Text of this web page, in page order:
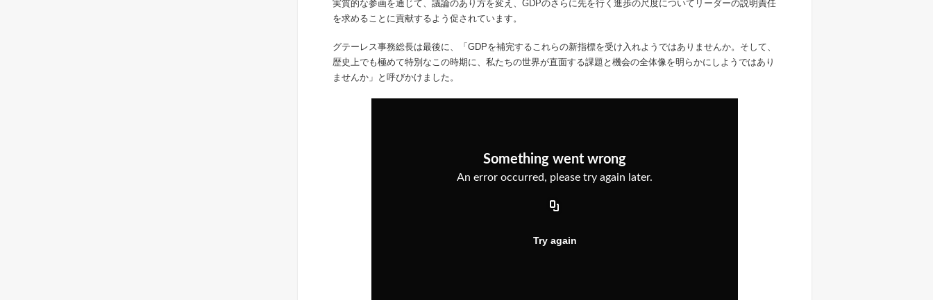
実質的な参画を通じて、議論のあり方を変え、GDPのさらに先を行く進歩の尺度についてリーダーの説明責任
を求めることに貢献するよう促されています。
グテーレス事務総長は最後に、「GDPを補完するこれらの新指標を受け入れようではありませんか。そして、
歴史上でも極めて特別なこの時期に、私たちの世界が直面する課題と機会の全体像を明らかにしようではあり
ませんか」と呼びかけました。